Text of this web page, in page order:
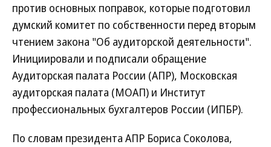
против основных поправок, которые подготовил
думский комитет по собственности перед вторым
чтением закона "Об аудиторской деятельности".
Инициировали и подписали обращение
Аудиторская палата России (АПР), Московская
аудиторская палата (МОАП) и Институт
профессиональных бухгалтеров России (ИПБР).
По словам президента АПР Бориса Соколова,